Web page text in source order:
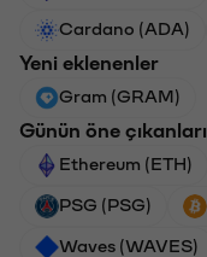
Cardano (ADA)
Yeni eklenenler
Gram (GRAM)
Günün öne çıkanları
Ethereum (ETH)
PSG (PSG)
Waves (WAVES)